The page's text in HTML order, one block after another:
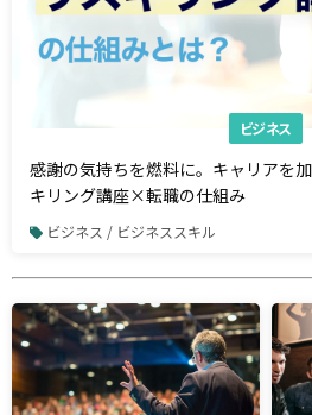
ビジネス
感謝の気持ちを燃料に。キャリアを
キリング講座×転職の仕組み
ビジネス / ビジネススキル